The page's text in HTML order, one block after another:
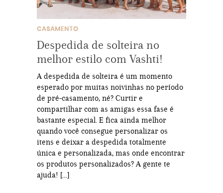
CASAMENTO
Despedida de solteira no
melhor estilo com Vashti!
A despedida de solteira é um momento
esperado por muitas noivinhas no período
de pré-casamento, né? Curtir e
compartilhar com as amigas essa fase é
bastante especial. E fica ainda melhor
quando você consegue personalizar os
itens e deixar a despedida totalmente
única e personalizada, mas onde encontrar
os produtos personalizados? A gente te
ajuda! […]